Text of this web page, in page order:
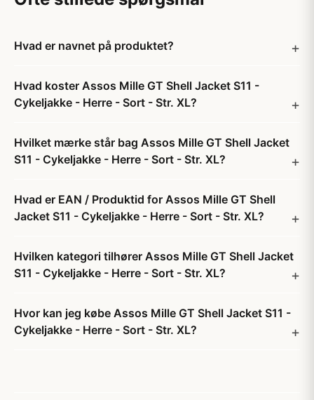
Hvad er navnet på produktet?
Hvad koster Assos Mille GT Shell Jacket S11 -
Cykeljakke - Herre - Sort - Str. XL?
Hvilket mærke står bag Assos Mille GT Shell Jacket
S11 - Cykeljakke - Herre - Sort - Str. XL?
Hvad er EAN / Produktid for Assos Mille GT Shell
Jacket S11 - Cykeljakke - Herre - Sort - Str. XL?
Hvilken kategori tilhører Assos Mille GT Shell Jacket
S11 - Cykeljakke - Herre - Sort - Str. XL?
Hvor kan jeg købe Assos Mille GT Shell Jacket S11 -
Cykeljakke - Herre - Sort - Str. XL?